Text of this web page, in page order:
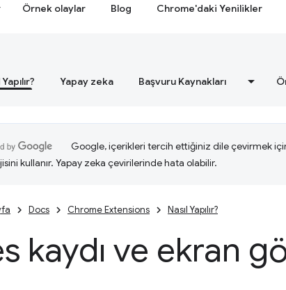
Örnek olaylar Blog Chrome'daki Yenilikler
Yapay zeka Başvuru Kaynakları
Google, içerikleri tercih ettiğiniz dile çevirmek
kullanır. Yapay zeka çevirilerinde hata olabilir.
Docs Chrome Extensions Nasıl Yapılır?
kaydı ve ekran